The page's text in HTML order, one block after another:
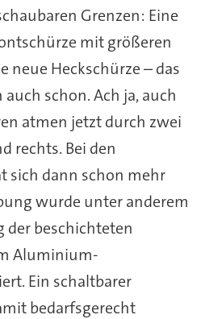
Grenzen: Eine
mit größeren
neue Heckschürze – das
schon. Ach ja, auch
atmen jetzt durch zwei
rechts. Bei den
sich dann schon mehr
wurde unter anderem
der beschichteten
Aluminium-
Ein schaltbarer
bedarfsgerecht